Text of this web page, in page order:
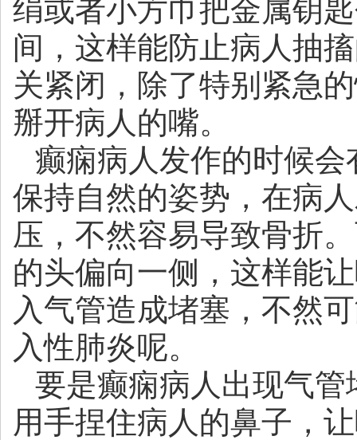
绢或者小方巾把金属钥
间，这样能防止病人抽
关紧闭，除了特别紧急
掰开病人的嘴。
癫痫病人发作的时候
保持自然的姿势，在病
压，不然容易导致骨折
的头偏向一侧，这样能
入气管造成堵塞，不然
入性肺炎呢。
要是癫痫病人出现气
用手捏住病人的鼻子，